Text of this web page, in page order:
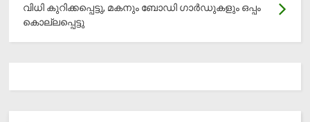
വിധി കുറിക്കപ്പെട്ടു, മകനും ബോഡി ഗാര്‍ഡുകളും ഒപ്പം
കൊല്ലപ്പെട്ടു